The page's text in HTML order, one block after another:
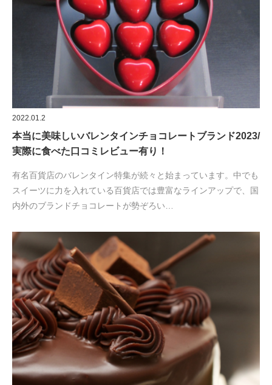
2022.01.2
本当に美味しいバレンタインチョコレートブランド2023/
実際に食べた口コミレビュー有り！
有名百貨店のバレンタイン特集が続々と始まっています。中でも
スイーツに力を入れている百貨店では豊富なラインアップで、国
内外のブランドチョコレートが勢ぞろい…